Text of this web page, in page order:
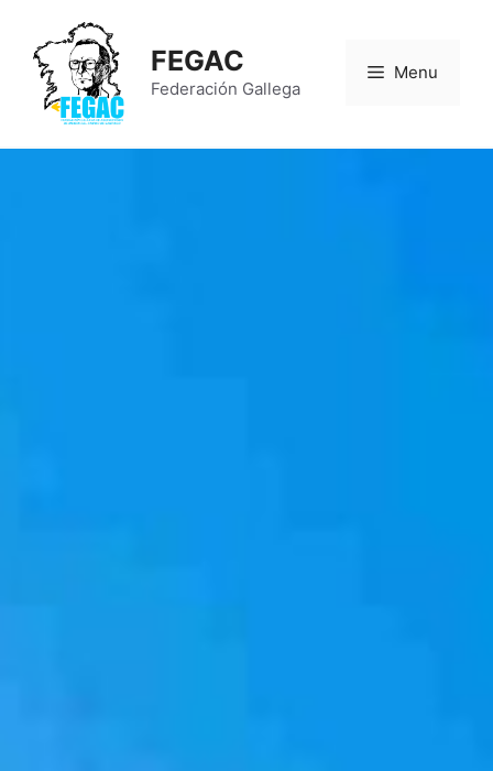
FEGAC
Federación Gallega
Menu